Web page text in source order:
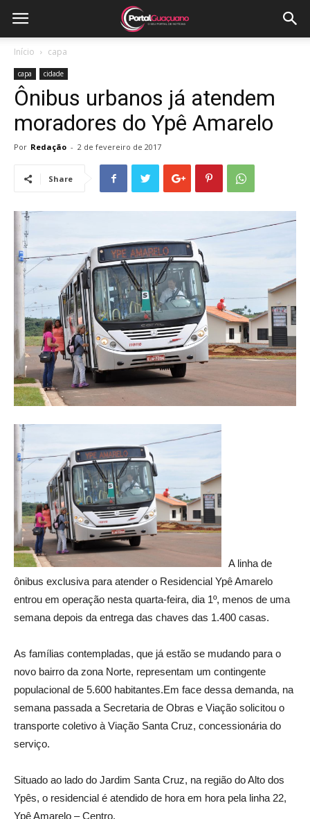
Início capa
capa cidade
Ônibus urbanos já atendem
moradores do Ypê Amarelo
Por Redação - 2 de fevereiro de 2017
Share
A linha de
ônibus exclusiva para atender o Residencial Ypê Amarelo
entrou em operação nesta quarta-feira, dia 1º, menos de uma
semana depois da entrega das chaves das 1.400 casas.
As famílias contempladas, que já estão se mudando para o
novo bairro da zona Norte, representam um contingente
populacional de 5.600 habitantes.Em face dessa demanda, na
semana passada a Secretaria de Obras e Viação solicitou o
transporte coletivo à Viação Santa Cruz, concessionária do
serviço.
Situado ao lado do Jardim Santa Cruz, na região do Alto dos
Ypês, o residencial é atendido de hora em hora pela linha 22,
Ypê Amarelo – Centro.